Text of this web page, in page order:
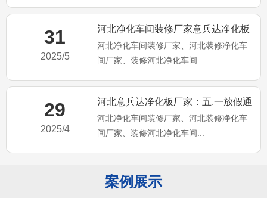
31
2025/5
河北净化车间装修厂家意兵达净化板
公司端午佳节祝大家：端午安
河北净化车间装修厂家、河北装修净化车
间厂家、装修河北净化车间...
29
2025/4
河北意兵达净化板厂家：五.一放假通
知，河北净化车间装修厂家
河北净化车间装修厂家、河北装修净化车
间厂家、装修河北净化车间...
案例展示